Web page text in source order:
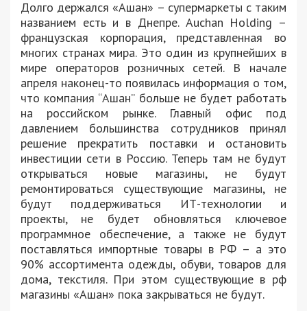
Долго держался «Ашан» – супермаркеты с таким
названием есть и в Днепре. Auchan Holding –
французская корпорация, представленная во
многих странах мира. Это один из крупнейших в
мире операторов розничных сетей. В начале
апреля наконец-то появилась информация о том,
что компания “Ашан” больше не будет работать
на российском рынке. Главный офис под
давлением большинства сотрудников принял
решение прекратить поставки и остановить
инвестиции сети в Россию. Теперь там не будут
открываться новые магазины, не будут
ремонтироваться существующие магазины, не
будут поддерживаться ИТ-технологии и
проекты, не будет обновляться ключевое
программное обеспечение, а также не будут
поставляться импортные товары в РФ – а это
90% ассортимента одежды, обуви, товаров для
дома, текстиля. При этом существующие в рф
магазины «Ашан» пока закрываться не будут.